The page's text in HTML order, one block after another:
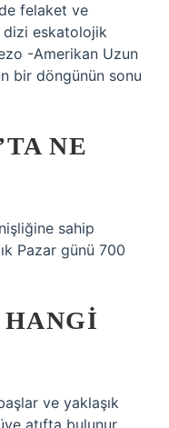
felaket ve
dizi eskatolojik
-Amerikan Uzun
bir döngünün sonu
NE
sahip
Pazar günü 700
ve yaklaşık
atıfta bulunur.